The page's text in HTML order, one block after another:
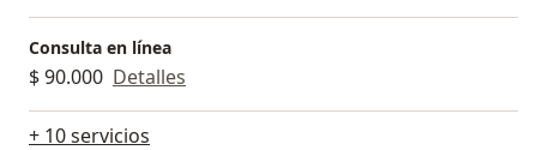
estoy comprometida a proporcionarte el apoyo y las
herramientas que necesitas en este proceso hacia el
crecimiento personal y la estabilidad.
Consulta en línea
$ 90.000 Detalles
+ 10 servicios